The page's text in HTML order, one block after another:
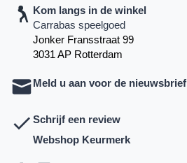
Kom langs in de winkel
Carrabas speelgoed
Jonker Fransstraat 99
3031 AP Rotterdam
Meld u aan voor de nieuwsbrief
Schrijf een review
Webshop Keurmerk